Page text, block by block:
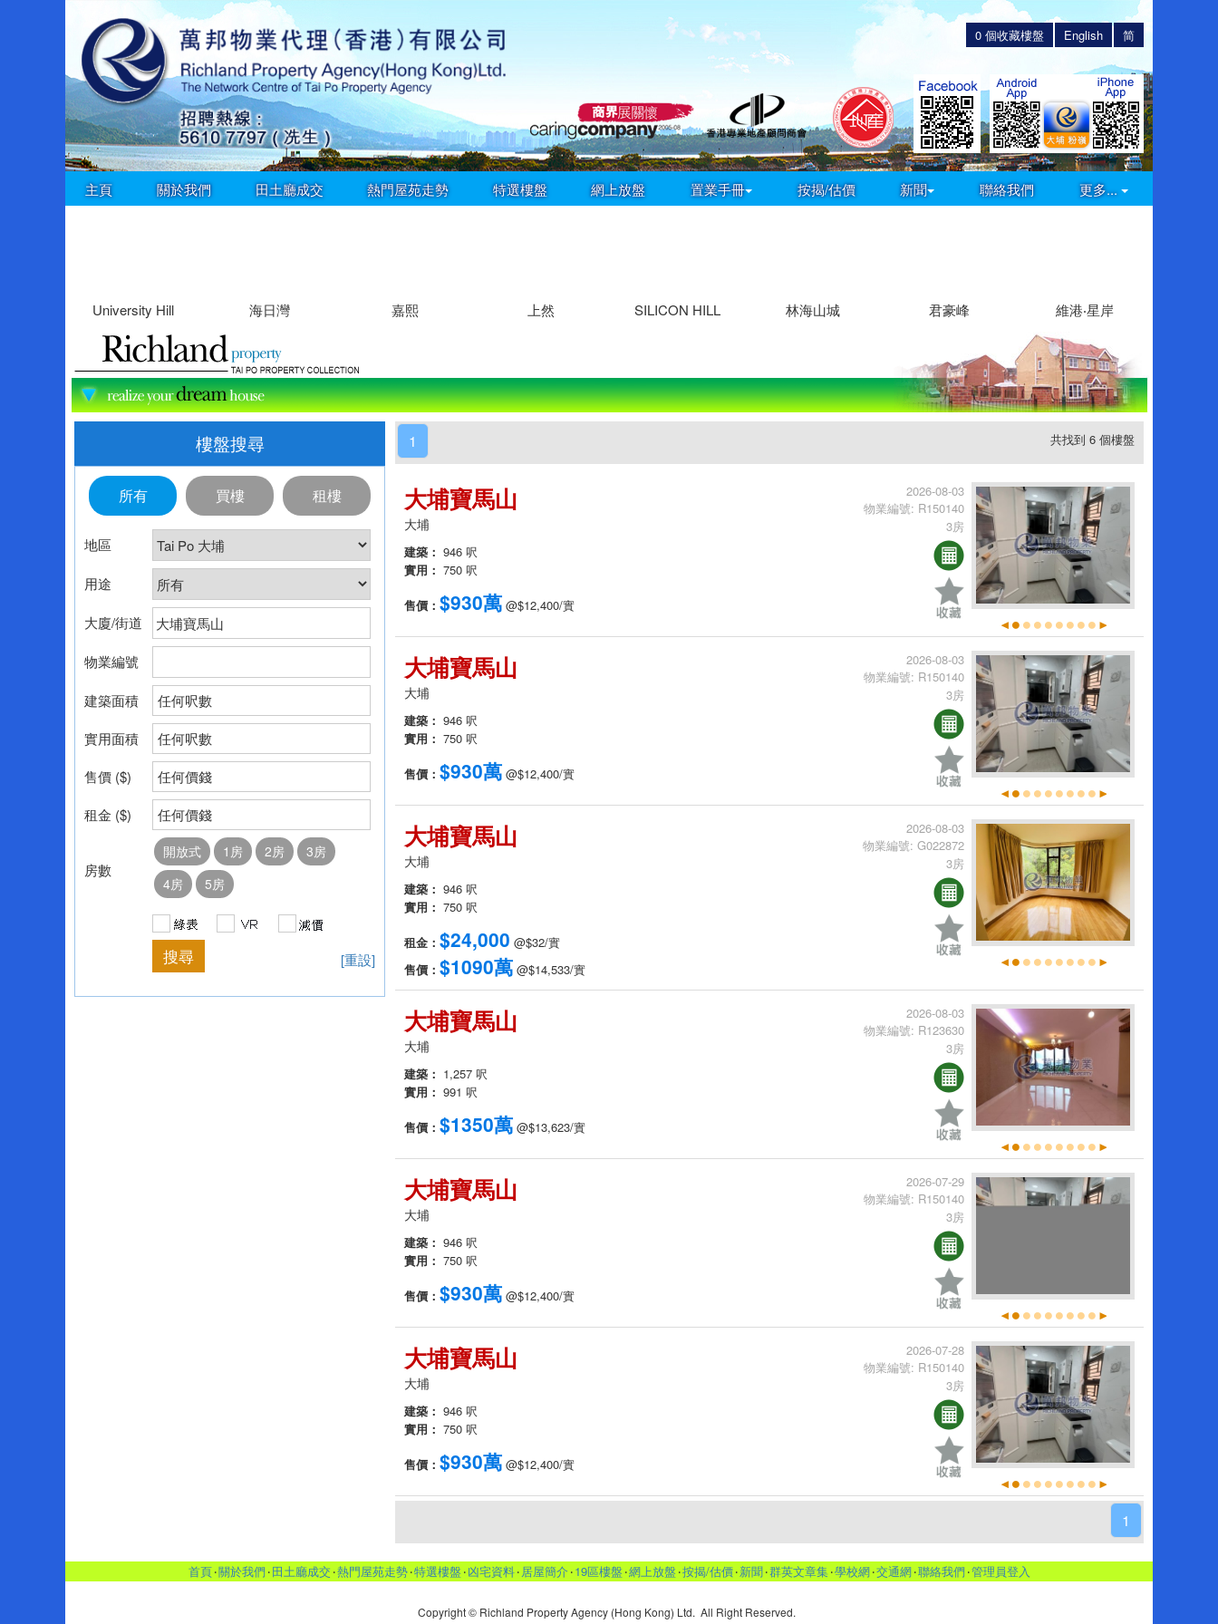
简
English
0 個收藏樓盤
主頁 關於我們 田土廳成交 熱門屋苑走勢 特選樓盤 網上放盤 置業手冊 按揭/估價 新聞 聯絡我們 更多...
University Hill 海日灣 嘉熙 上然 SILICON HILL 林海山城 君豪峰 維港‧星岸
樓盤搜尋
所有 買樓 租樓
地區
用途
大廈/街道
物業編號
建築面積
任何呎數
實用面積
任何呎數
售價 ($)
任何價錢
租金 ($)
任何價錢
房數
開放式 1房 2房
3房
4房
5房
[重設]
1 共找到 6 個樓盤
大埔寶馬山
大埔
建築： 946 呎
實用： 750 呎
售價： $930萬 @$12,400/實
2026-08-03
物業編號: R150140
3房
大埔寶馬山
大埔
建築： 946 呎
實用： 750 呎
售價： $930萬 @$12,400/實
2026-08-03
物業編號: R150140
3房
大埔寶馬山
大埔
建築： 946 呎
實用： 750 呎
租金： $24,000 @$32/實
售價： $1090萬 @$14,533/實
2026-08-03
物業編號: G022872
3房
大埔寶馬山
大埔
建築： 1,257 呎
實用： 991 呎
售價： $1350萬 @$13,623/實
2026-08-03
物業編號: R123630
3房
大埔寶馬山
大埔
建築： 946 呎
實用： 750 呎
售價： $930萬 @$12,400/實
2026-07-29
物業編號: R150140
3房
大埔寶馬山
大埔
建築： 946 呎
實用： 750 呎
售價： $930萬 @$12,400/實
2026-07-28
物業編號: R150140
3房
1
首頁‧關於我們 ‧田土廳成交 ‧熱門屋苑走勢‧特選樓盤 ‧凶宅資料‧居屋簡介 ‧19區樓盤 ‧網上放盤 ‧按揭/估價‧新聞‧群英文章集 ‧學校網‧交通網‧聯絡我們 ‧管理員登入
Copyright © Richland Property Agency (Hong Kong) Ltd. All Right Reserved.